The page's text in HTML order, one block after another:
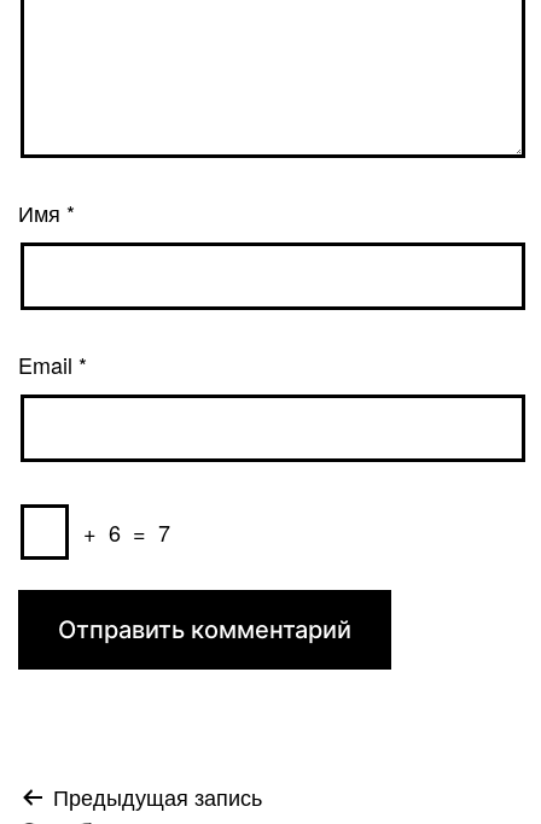
Имя *
Email *
+ 6 = 7
Навигация
Предыдущая запись